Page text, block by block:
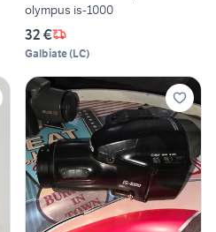
olympus is-1000
32 €
Galbiate(LC)